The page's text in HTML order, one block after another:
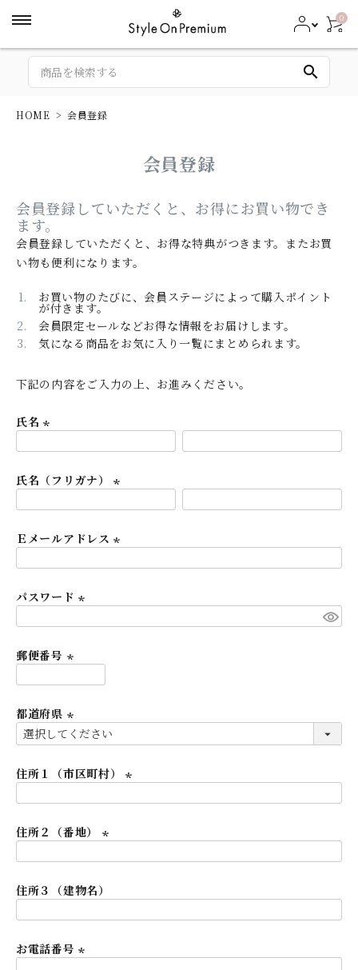
0
search
HOME 会員登録
会員登録
会員登録していただくと、お得にお買い物でき
ます。
会員登録していただくと、お得な特典がつきます。またお買
い物も便利になります。
お買い物のたびに、会員ステージによって購入ポイント
が付きます。
会員限定セールなどお得な情報をお届けします。
気になる商品をお気に入り一覧にまとめられます。
下記の内容をご入力の上、お進みください。
氏名
須
氏名（フリガナ）
須
Ｅメールアドレス
パスワード
郵便番号
須
)
都道府県
(
須
住所１（市区町村）
住所２（番地）
須
住所３（建物名）
お電話番号